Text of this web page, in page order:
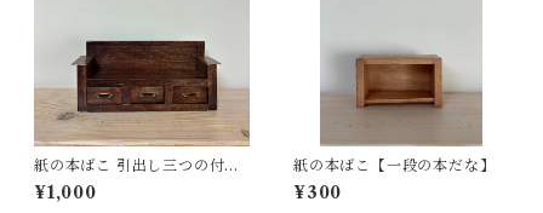
紙の本ばこ 引出し三つの付き
¥1,000
紙の本ばこ【一段の本だな】
¥300